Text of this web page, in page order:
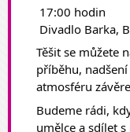
17:00 hodin
Divadlo Barka,
Těšit se můžete
příběhu,
atmosféru
Budeme rádi,
umělce a sdílet